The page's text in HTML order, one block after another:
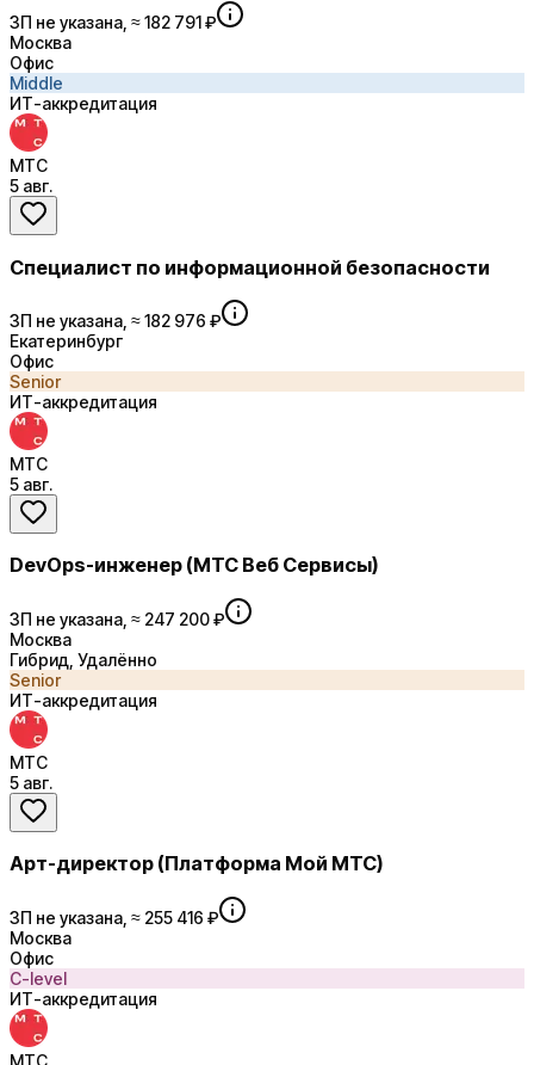
ЗП не указана, ≈ 182 791 ₽
Москва
Офис
Middle
ИТ-аккредитация
МТС
5 авг.
Специалист по информационной безопасности
ЗП не указана, ≈ 182 976 ₽
Екатеринбург
Офис
Senior
ИТ-аккредитация
МТС
5 авг.
DevOps-инженер (МТС Веб Сервисы)
ЗП не указана, ≈ 247 200 ₽
Москва
Гибрид, Удалённо
Senior
ИТ-аккредитация
МТС
5 авг.
Арт-директор (Платформа Мой МТС)
ЗП не указана, ≈ 255 416 ₽
Москва
Офис
C-level
ИТ-аккредитация
МТС